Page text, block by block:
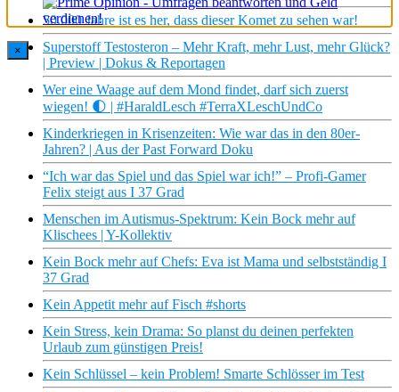
50.000 Jahre ist es her, dass dieser Komet zu sehen war!
Superstoff Testosteron – Mehr Kraft, mehr Lust, mehr Glück?
| Preview | Dokus & Reportagen
Wer eine Waage auf dem Mond findet, darf sich zuerst
wiegen! 🌓 | #HaraldLesch #TerraXLeschUndCo
Kinderkriegen in Krisenzeiten: Wie war das in den 80er-
Jahren? | Aus der Past Forward Doku
“Ich war das Spiel und das Spiel war ich!” – Profi-Gamer
Felix steigt aus I 37 Grad
Menschen im Autismus-Spektrum: Kein Bock mehr auf
Klischees | Y-Kollektiv
Kein Bock mehr auf Chefs: Eva ist Mama und selbstständig I
37 Grad
Kein Appetit mehr auf Fisch #shorts
Kein Stress, kein Drama: So planst du deinen perfekten
Urlaub zum günstigen Preis!
Kein Schlüssel – kein Problem! Smarte Schlösser im Test
×